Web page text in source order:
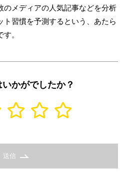
のメディアの人気記事などを分析
ト習慣を予測するという、あたら
。
かがでしたか？
送信